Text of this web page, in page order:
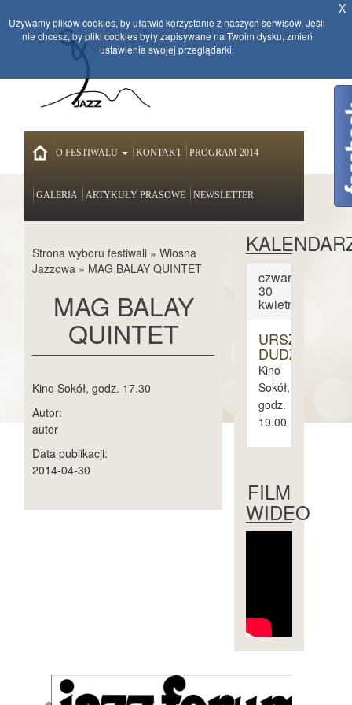
HOMEO FESTIWALU KONTAKT PROGRAM 2014
GALERIA ARTYKUŁY PRASOWE NEWSLETTER
Strona wyboru festiwali » Wiosna
Jazzowa » MAG BALAY QUINTET
MAG BALAY
QUINTET
Kino Sokół, godz. 17.30
Autor:
autor
Data publikacji:
2014-04-30
czwartek
30
kwietnia
URSZULA
DUDZIAK
Kino
Sokół,
godz.
19.00
1.
maja
sobota
maja
FILM
WIDEO
Używamy plików cookies, by ułatwić korzystanie z naszych serwisów. Jeśli
nie chcesz, by pliki cookies były zapisywane na Twoim dysku, zmień
ustawienia swojej przeglądarki.
X